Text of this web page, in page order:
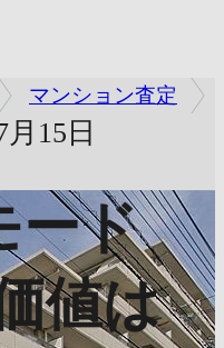
マンション査定
15日
ード
値は